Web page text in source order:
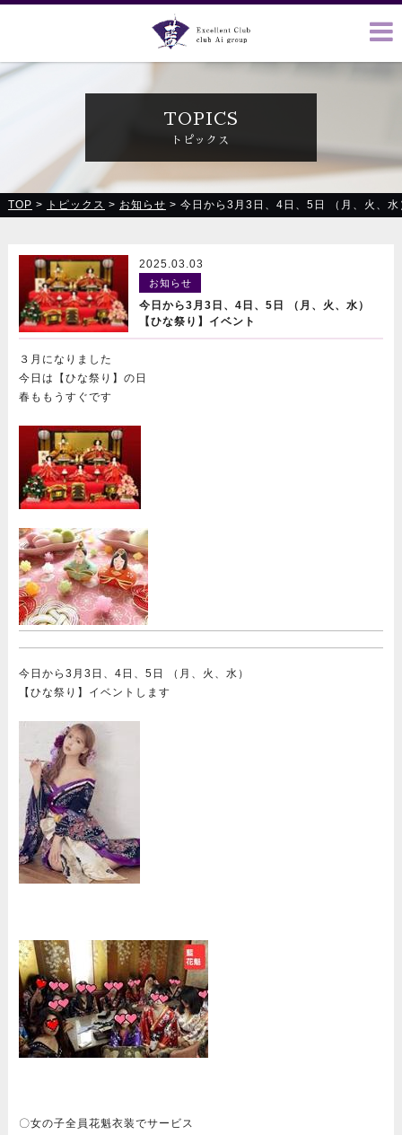
クラブ藍(あい)、クラブ恋(れん)、ルミナス、浪漫館で皆様の
お越しをお待ちしております
TOPICS
トピックス
TOP > トピックス > お知らせ > 今日から3月3日、4日、5日 （月、火、
2025.03.03
お知らせ
今日から3月3日、4日、5日 （月、火、水）
【ひな祭り】イベント
３月になりました
今日は【ひな祭り】の日
春ももうすぐです
今日から3月3日、4日、5日 （月、火、水）
【ひな祭り】イベントします
〇女の子全員花魁衣装でサービス